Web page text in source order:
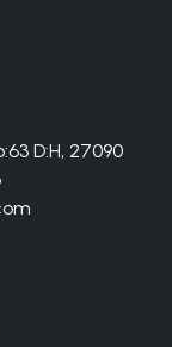
D:H, 27090